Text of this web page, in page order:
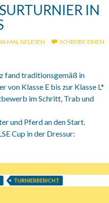
IN
MAL GELESEN
SCHREIBE EINEN
fand traditionsgemäß in
von Klasse E bis zur Klasse L*
im Schritt, Trab und
und Pferd an den Start.
Cup in der Dressur:
TURNIERBERICHT